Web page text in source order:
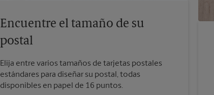
Encuentre el tamaño de su
postal
Elija entre varios tamaños de tarjetas postales
estándares para diseñar su postal, todas
disponibles en papel de 16 puntos.